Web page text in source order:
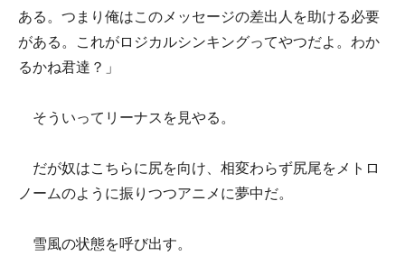
ある。つまり俺はこのメッセージの差出人を助ける必要
がある。これがロジカルシンキングってやつだよ。わか
るかね君達？」
そういってリーナスを見やる。
だが奴はこちらに尻を向け、相変わらず尻尾をメトロ
ノームのように振りつつアニメに夢中だ。
雪風の状態を呼び出す。